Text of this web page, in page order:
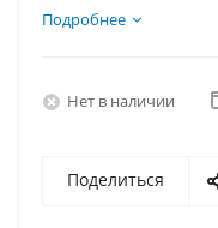
E, Видеокарта GT
Подробнее
Нет в наличии
Поделиться